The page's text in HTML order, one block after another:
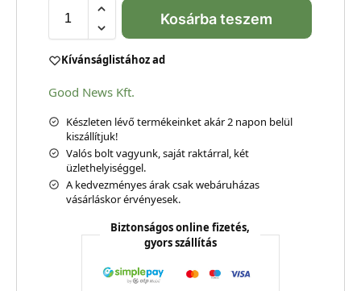
Kosárba teszem
Kívánságlistához ad
Good News Kft.
Készleten lévő termékeinket akár 2 napon belül
kiszállítjuk!
Valós bolt vagyunk, saját raktárral, két
üzlethelyiséggel.
A kedvezményes árak csak webáruházas
vásárláskor érvényesek.
Biztonságos online fizetés,
gyors szállítás